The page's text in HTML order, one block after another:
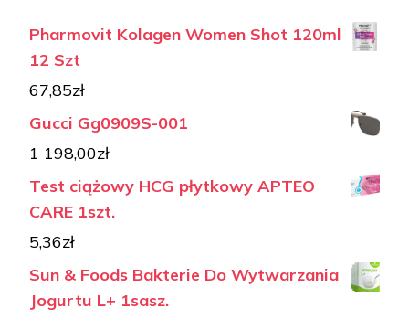
Pharmovit Kolagen Women Shot 120ml
12 Szt
67,85zł
Gucci Gg0909S-001
1 198,00zł
Test ciążowy HCG płytkowy APTEO
CARE 1szt.
5,36zł
Sun & Foods Bakterie Do Wytwarzania
Jogurtu L+ 1sasz.